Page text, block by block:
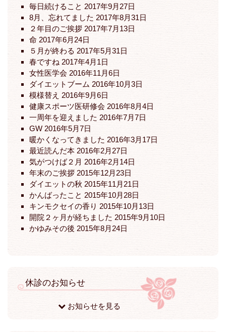
毎日続けること 2017年9月27日
8月、忘れてました 2017年8月31日
２年目のご挨拶 2017年7月13日
命 2017年6月24日
５月が終わる 2017年5月31日
春ですね 2017年4月1日
女性医学会 2016年11月6日
ダイエットブーム 2016年10月3日
模様替え 2016年9月6日
健康スポーツ医研修会 2016年8月4日
一周年を迎えました 2016年7月7日
GW 2016年5月7日
暖かくなってきました 2016年3月17日
最近読んだ本 2016年2月27日
気がつけば２月 2016年2月14日
年末のご挨拶 2015年12月23日
ダイエットの秋 2015年11月21日
かんばったこと 2015年10月28日
キンモクセイの香り 2015年10月13日
開院２ヶ月が経ちました 2015年9月10日
かゆみその後 2015年8月24日
休診のお知らせ
お知らせを見る